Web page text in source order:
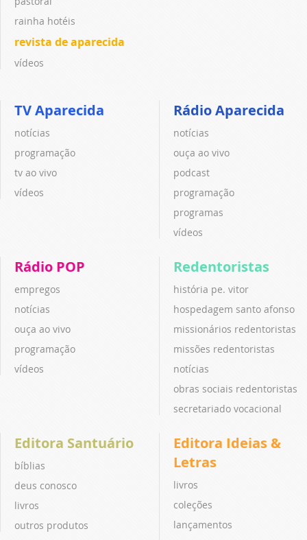
rainha hotéis
revista de aparecida
vídeos
TV Aparecida
notícias
programação
tv ao vivo
vídeos
Rádio Aparecida
notícias
ouça ao vivo
podcast
programação
programas
vídeos
Rádio POP
empregos
notícias
ouça ao vivo
programação
vídeos
Redentoristas
história pe. vitor
hospedagem santo afonso
missionários redentoristas
missões redentoristas
notícias
obras sociais redentoristas
secretariado vocacional
Editora Santuário
bíblias
deus conosco
livros
outros produtos
Editora Ideias &
Letras
livros
coleções
lançamentos